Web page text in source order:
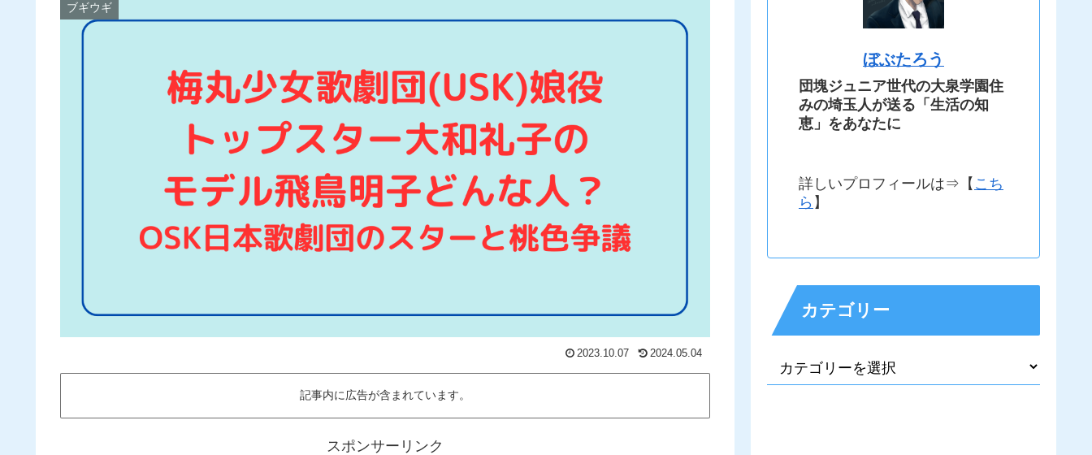
ブギウギ
2023.10.07 2024.05.04
記事内に広告が含まれています。
スポンサーリンク
ぼぶたろう
団塊ジュニア世代の大泉学園住
みの埼玉人が送る「生活の知
恵」をあなたに
詳しいプロフィールは⇒【 こち
ら 】
カテゴリー